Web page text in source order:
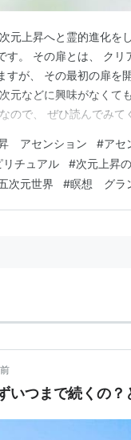
元上昇へと霊的進化を
す。 その扉とは、 クリ
すが、 その最初の扉を
元などに興味がなくて
ので、 ぜひ読んでみ
が、 ほんのり優しいピ
のかに…
アセンション #アセ
チュアル #次元上昇
次元世界 #瞑想 グラ
いつまで続くの